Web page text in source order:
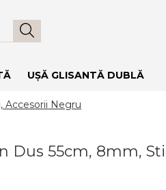
UȘĂ GLISANTĂ DUBLĂ
Accesorii Negru
Dus 55cm, 8mm,